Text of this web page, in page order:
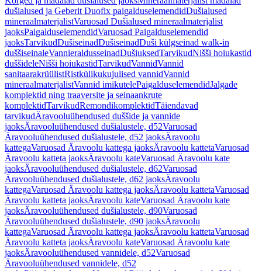
dušialused ja Geberit Duofix paigalduselemendidDušialused
mineraalmaterjalistVaruosad Dušialused mineraalmaterjalist
jaoksPaigalduselemendidVaruosad Paigalduselemendid
jaoksTarvikudDušiseinadDušiseinadDuši külgseinad walk-in
duššiseinaleVannieraldusseinadDušiuksedTarvikudNišši hoiukastid
duššideleNišši hoiukastidTarvikudVannidVannid
sanitaarakrüülistRistkülikukujulised vannidVannid
mineraalmaterjalistVannid imikutelePaigalduselemendidJalgade
komplektid ning traaversite ja seinaankrute
komplektidTarvikudRemondikomplektidTäiendavad
tarvikudÄravooluühendused duššide ja vannide
jaoksÄravooluühendused dušialustele, d52Varuosad
Äravooluühendused dušialustele, d52 jaoksÄravoolu
kattegaVaruosad Äravoolu kattega jaoksÄravoolu kattetaVaruosad
Äravoolu katteta jaoksÄravoolu kateVaruosad Äravoolu kate
jaoksÄravooluühendused dušialustele, d62Varuosad
Äravooluühendused dušialustele, d62 jaoksÄravoolu
kattegaVaruosad Äravoolu kattega jaoksÄravoolu kattetaVaruosad
Äravoolu katteta jaoksÄravoolu kateVaruosad Äravoolu kate
jaoksÄravooluühendused dušialustele, d90Varuosad
Äravooluühendused dušialustele, d90 jaoksÄravoolu
kattegaVaruosad Äravoolu kattega jaoksÄravoolu kattetaVaruosad
Äravoolu katteta jaoksÄravoolu kateVaruosad Äravoolu kate
jaoksÄravooluühendused vannidele, d52Varuosad
Äravooluühendused vannidele, d52